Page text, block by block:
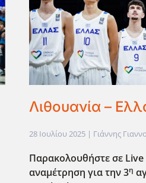
Λιθουανία –
28 Ιουλίου 2025 | Γιάννης
Παρακολουθήστε σε Live
αναμέτρηση για την 3η